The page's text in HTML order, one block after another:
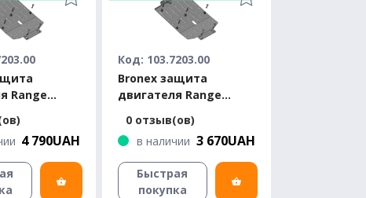
Range
4 790UAH
Код: 103.7203.00
Bronex защита
двигателя Range
0 отзыв(ов)
в наличии 3 670UAH
Быстрая
покупка